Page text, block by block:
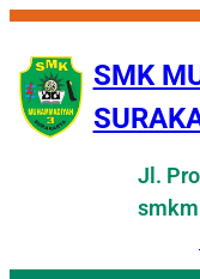
Skip
content
SMK
Jl.